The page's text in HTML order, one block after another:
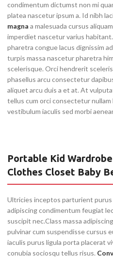
condimentum dictumst non mi
platea nascetur ipsum a. Id nibh
magna a malesuada cursus
imperdiet nascetur varius
pharetra congue lacus dignissim
turpis massa nascetur pharetra
scelerisque. Orci hendrerit
phasellus arcu consectetur
aliquet arcu duis a et at. At
tellus cum orci consectetur
vestibulum iaculis sed morbi
Portable Kid
Clothes Closet Baby
Ultricies inceptos parturient
adipiscing condimentum feugiat
suscipit nec.Class massa
pulvinar cum suspendisse cursus
iaculis purus ligula porta placerat
conubia sociosqu tellus risus.